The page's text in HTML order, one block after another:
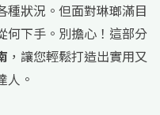
種狀況。但面對琳瑯滿目
何下手。別擔心！這部分
，讓您輕鬆打造出實用又
人。